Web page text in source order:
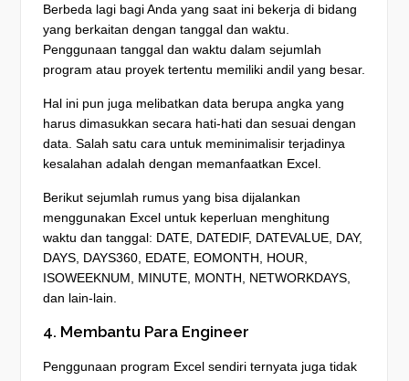
Berbeda lagi bagi Anda yang saat ini bekerja di bidang
yang berkaitan dengan tanggal dan waktu.
Penggunaan tanggal dan waktu dalam sejumlah
program atau proyek tertentu memiliki andil yang besar.
Hal ini pun juga melibatkan data berupa angka yang
harus dimasukkan secara hati-hati dan sesuai dengan
data. Salah satu cara untuk meminimalisir terjadinya
kesalahan adalah dengan memanfaatkan Excel.
Berikut sejumlah rumus yang bisa dijalankan
menggunakan Excel untuk keperluan menghitung
waktu dan tanggal: DATE, DATEDIF, DATEVALUE, DAY,
DAYS, DAYS360, EDATE, EOMONTH, HOUR,
ISOWEEKNUM, MINUTE, MONTH, NETWORKDAYS,
dan lain-lain.
4. Membantu Para Engineer
Penggunaan program Excel sendiri ternyata juga tidak